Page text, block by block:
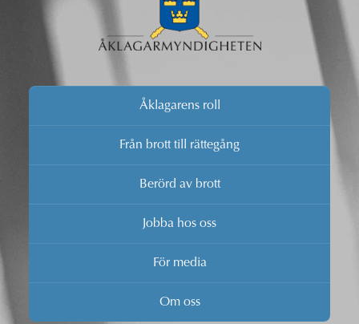
Åklagarens roll
Från brott till rättegång
Berörd av brott
Jobba hos oss
För media
Om oss